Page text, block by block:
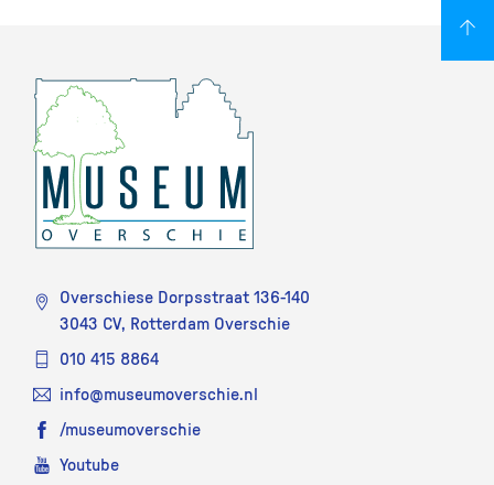
Overschiese Dorpsstraat 136-140
3043 CV, Rotterdam Overschie
010 415 8864
info@museumoverschie.nl
/museumoverschie
Youtube